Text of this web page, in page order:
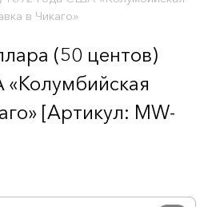
в Чикаго»
(50 центов)
[Артикул: MW-